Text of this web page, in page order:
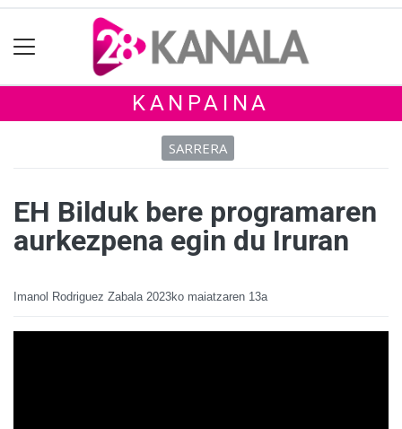
KANPAINA
SARRERA
EH Bilduk bere programaren
aurkezpena egin du Iruran
Imanol Rodriguez Zabala 2023ko maiatzaren 13a